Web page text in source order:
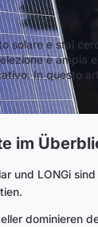
solare e stai
è ampia
In questo
im
und LONGi
dominieren